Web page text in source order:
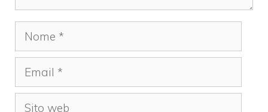
Nome
Email
Sito